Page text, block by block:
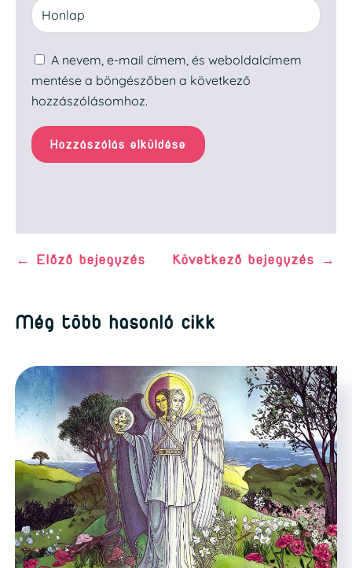
A nevem, e-mail címem, és weboldalcímem
mentése a böngészőben a következő
hozzászólásomhoz.
Hozzászólás elküldése
← Előző bejegyzés Következő bejegyzés →
Még több hasonló cikk